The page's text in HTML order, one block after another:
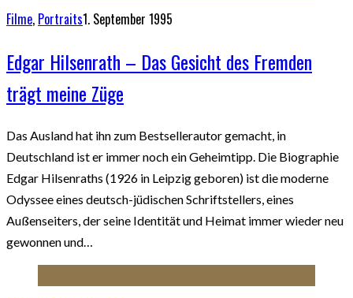
Filme, Portraits1. September 1995
Edgar Hilsenrath – Das Gesicht des Fremden
trägt meine Züge
Das Ausland hat ihn zum Bestsellerautor gemacht, in
Deutschland ist er immer noch ein Geheimtipp. Die Biographie
Edgar Hilsenraths (1926 in Leipzig geboren) ist die moderne
Odyssee eines deutsch-jüdischen Schriftstellers, eines
Außenseiters, der seine Identität und Heimat immer wieder neu
gewonnen und…